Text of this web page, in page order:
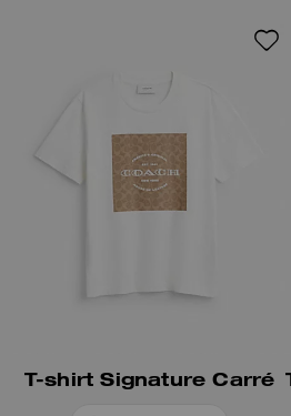
T-shirt Signature Carré